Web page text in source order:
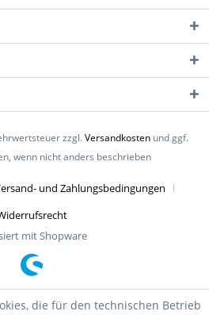
zzgl.Versandkosten und ggf.
wenn nicht anders beschrieben
und Zahlungsbedingungen
mit Shopware
die für den technischen Betrieb